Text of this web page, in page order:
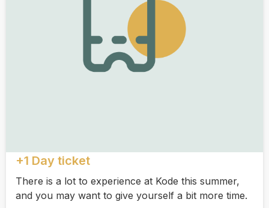
+1 Day ticket
There is a lot to experience at Kode this summer,
and you may want to give yourself a bit more time.